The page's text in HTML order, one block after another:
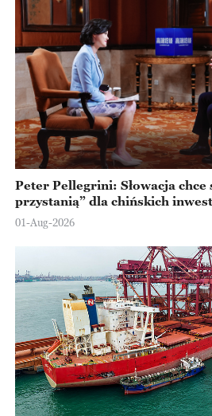
Peter Pellegrini: Słowacja chce
przystanią” dla chińskich
Europejskiej
01-Aug-2026